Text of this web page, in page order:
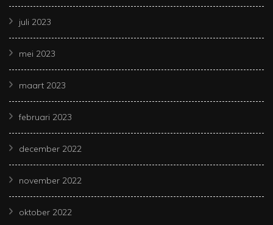
juli 2023
mei 2023
maart 2023
februari 2023
december 2022
november 2022
oktober 2022